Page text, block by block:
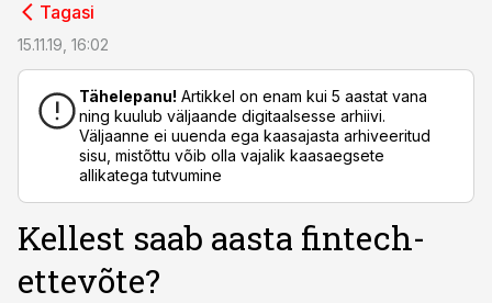
Tagasi
15.11.19, 16:02
Tähelepanu! Artikkel on enam kui 5 aastat vana
ning kuulub väljaande digitaalsesse arhiivi.
Väljaanne ei uuenda ega kaasajasta arhiveeritud
sisu, mistõttu võib olla vajalik kaasaegsete
allikatega tutvumine
Kellest saab aasta fintech-
ettevõte?